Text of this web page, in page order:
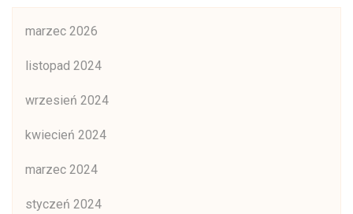
marzec 2026
listopad 2024
wrzesień 2024
kwiecień 2024
marzec 2024
styczeń 2024